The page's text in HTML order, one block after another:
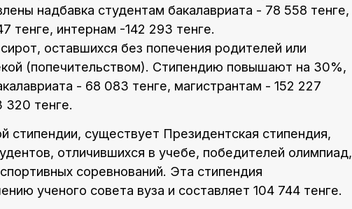
надбавка студентам бакалавриата - 78 558 тенге,
тенге, интернам -142 293 тенге.
оставшихся без попечения родителей или
(попечительством). Стипендию повышают на 30%,
- 68 083 тенге, магистрантам - 152 227
320 тенге.
стипендии, существует Президентская стипендия,
отличившихся в учебе, победителей олимпиад,
соревнований. Эта стипендия
ученого совета вуза и составляет 104 744 тенге.